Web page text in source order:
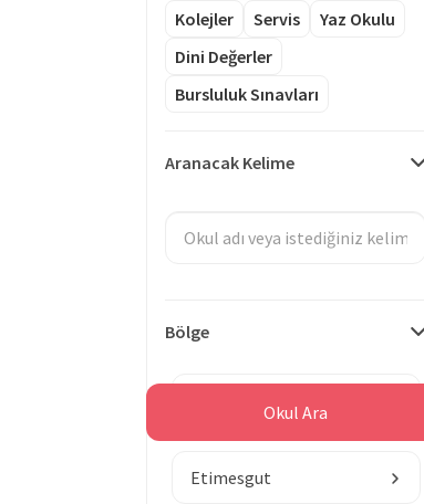
Kolejler
Servis
Yaz Okulu
Dini Değerler
Bursluluk Sınavları
Aranacak Kelime
Bölge
Etimesgut
Okul Ara